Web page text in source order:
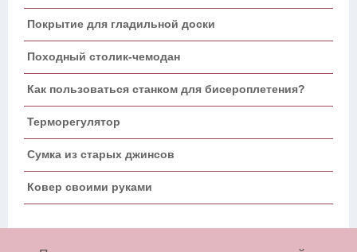
Покрытие для гладильной доски
Походный столик-чемодан
Как пользоваться станком для бисероплетения?
Терморегулятор
Сумка из старых джинсов
Ковер своими руками